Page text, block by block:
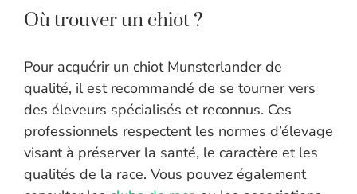
Où trouver un chiot ?
Pour acquérir un chiot Munsterlander de
qualité, il est recommandé de se tourner vers
des éleveurs spécialisés et reconnus. Ces
professionnels respectent les normes d’élevage
visant à préserver la santé, le caractère et les
qualités de la race. Vous pouvez également